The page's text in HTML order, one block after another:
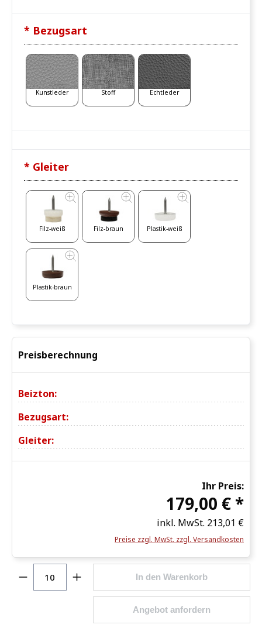
* Bezugsart
Kunstleder Stoff Echtleder
* Gleiter
Filz-weiß Filz-braun Plastik-weiß
Plastik-braun
Preisberechnung
Beizton:
Bezugsart:
Gleiter:
Ihr Preis:
179,00 € *
inkl. MwSt. 213,01 €
Preise zzgl. MwSt. zzgl. Versandkosten
Produkt Anzahl: Gib den gewünschten Wert
In den Warenkorb
Angebot anfordern